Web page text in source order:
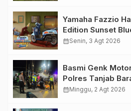
Yamaha Fazzio
Edition Sunset
Retro Summer
calendar_monthSenin, 3 Agt 2026
Basmi Genk
Polres Tanjab
Kendaraan
calendar_monthMinggu, 2 Agt 2026